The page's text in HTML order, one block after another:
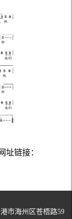
址链接：
市海州区苍梧路59